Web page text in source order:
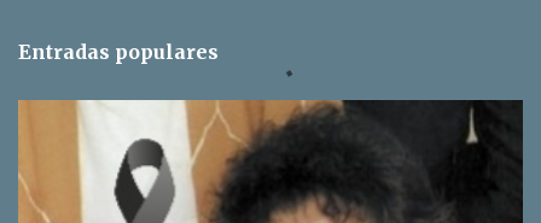
r
s
Entradas populares